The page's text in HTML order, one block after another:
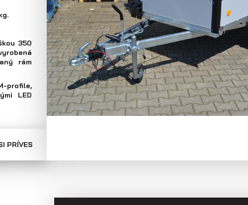
Prepravníky
minibágrov
Skladové
prívesy
350
rám
profile,
LED
PRÍVES